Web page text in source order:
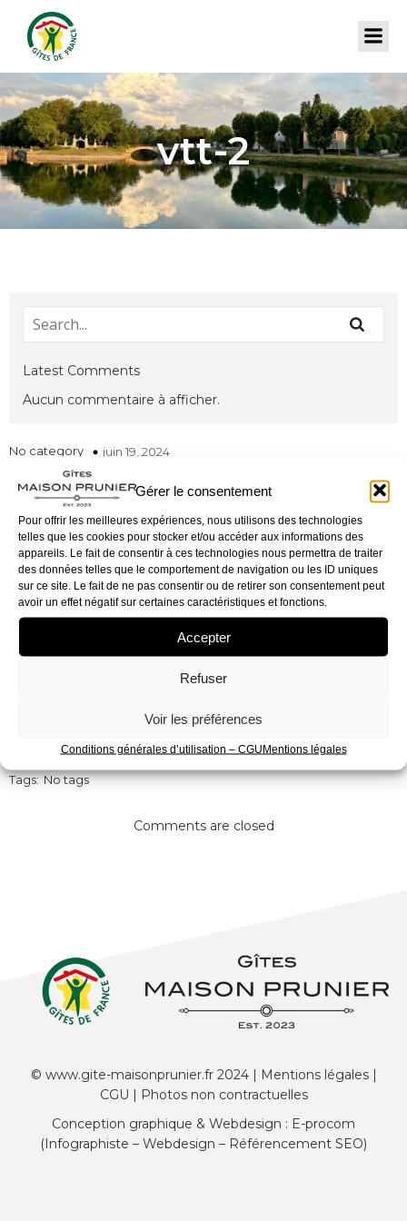
Gérer le consentement
Pour offrir les meilleures expériences, nous utilisons des technologies
telles que les cookies pour stocker et/ou accéder aux informations des
appareils. Le fait de consentir à ces technologies nous permettra de traiter
des données telles que le comportement de navigation ou les ID uniques
sur ce site. Le fait de ne pas consentir ou de retirer son consentement peut
avoir un effet négatif sur certaines caractéristiques et fonctions.
Accepter
Refuser
Voir les préférences
Conditions générales d’utilisation – CGUMentions légales
vtt-2
Latest Comments
Aucun commentaire à afficher.
No category juin 19, 2024
Tags: No tags
Comments are closed
© www.gite-maisonprunier.fr 2024 | Mentions légales|
CGU | Photos non contractuelles
Conception graphique & Webdesign : E-procom
(Infographiste – Webdesign – Référencement SEO)